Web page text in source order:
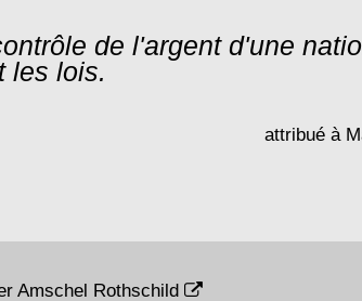
de l'argent d'une
les lois.
attribué à
Amschel Rothschild